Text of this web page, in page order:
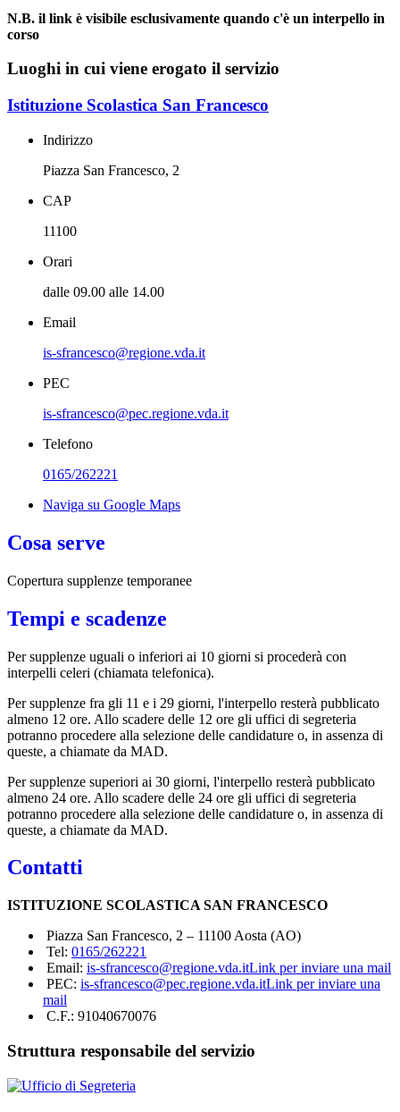
N.B. il link è visibile esclusivamente quando c'è un interpello in
corso
Luoghi in cui viene erogato il servizio
Istituzione Scolastica San Francesco
Indirizzo
Piazza San Francesco, 2
CAP
11100
Orari
dalle 09.00 alle 14.00
Email
is-sfrancesco@regione.vda.it
PEC
is-sfrancesco@pec.regione.vda.it
Telefono
0165/262221
Naviga su Google Maps
Cosa serve
Copertura supplenze temporanee
Tempi e scadenze
Per supplenze uguali o inferiori ai 10 giorni si procederà con
interpelli celeri (chiamata telefonica).
Per supplenze fra gli 11 e i 29 giorni, l'interpello resterà pubblicato
almeno 12 ore. Allo scadere delle 12 ore gli uffici di segreteria
potranno procedere alla selezione delle candidature o, in assenza di
queste, a chiamate da MAD.
Per supplenze superiori ai 30 giorni, l'interpello resterà pubblicato
almeno 24 ore. Allo scadere delle 24 ore gli uffici di segreteria
potranno procedere alla selezione delle candidature o, in assenza di
queste, a chiamate da MAD.
Contatti
ISTITUZIONE SCOLASTICA SAN FRANCESCO
Piazza San Francesco, 2 – 11100 Aosta (AO)
Tel: 0165/262221
Email: is-sfrancesco@regione.vda.itLink per inviare una mail
PEC: is-sfrancesco@pec.regione.vda.itLink per inviare una
mail
C.F.: 91040670076
Struttura responsabile del servizio